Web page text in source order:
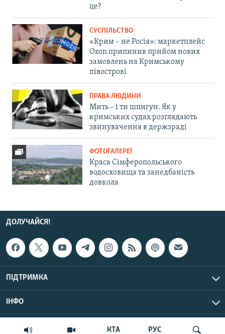
КТА РУС
це?
СУСПІЛЬСТВО
«Крим – не Росія»: маркетплейс
Ozon припинив прийом нових
замовлень на Кримському
півострові
ПРАВА ЛЮДИНИ
Мить – і ти шпигун. Як у
кримських судах розглядають
звинувачення в держзраді
ФОТОГАЛЕРЕЇ
Краса Сімферопольського
водосховища та занедбаність
довкола
ДОЛУЧАЙСЯ!
ПІДТРИМКА
ІНФО
© Крим.Реалії, 2026 | Усі права застережено.